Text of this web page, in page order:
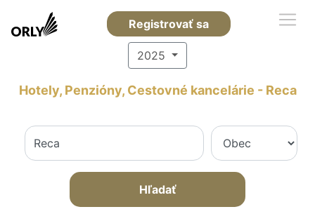
Registrovať sa
2025
Hotely, Penzióny, Cestovné kancelárie - Reca
Hľadať